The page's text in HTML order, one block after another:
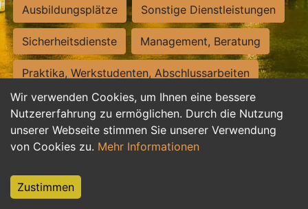
Wir verwenden Cookies, um Ihnen eine bessere
Nutzererfahrung zu ermöglichen. Durch die Nutzung
unserer Webseite stimmen Sie unserer Verwendung
von Cookies zu. Mehr Informationen
Zustimmen
Ausbildungsplätze Sonstige Dienstleistungen
Sicherheitsdienste Management, Beratung
Praktika, Werkstudenten, Abschlussarbeiten
Personalwesen Assistenz, Sekretariat
Hilfskräfte, Aushilfs- und Nebenjobs
Weiterbildung, Studium, duale Ausbildung